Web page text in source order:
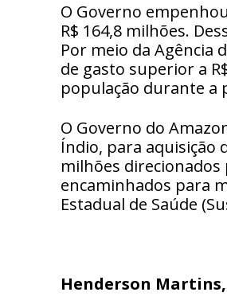
O Governo
R$ 164,8 milhões.
Por meio da Agência
de gasto superior a
população durante a
O Governo do
Índio, para aquisição
milhões direcionados
encaminhados para
Estadual de Saúde
Henderson